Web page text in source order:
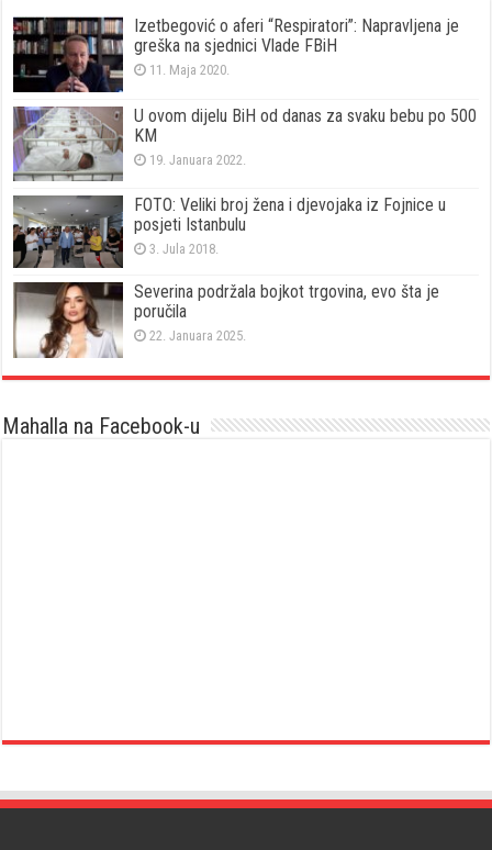
Izetbegović o aferi “Respiratori”: Napravljena je
greška na sjednici Vlade FBiH
11. Maja 2020.
U ovom dijelu BiH od danas za svaku bebu po 500
KM
19. Januara 2022.
FOTO: Veliki broj žena i djevojaka iz Fojnice u
posjeti Istanbulu
3. Jula 2018.
Severina podržala bojkot trgovina, evo šta je
poručila
22. Januara 2025.
Mahalla na Facebook-u